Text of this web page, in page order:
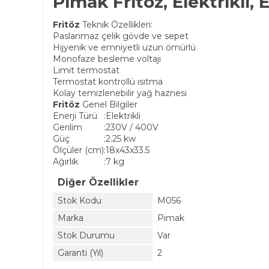
Fritöz Teknik Özellikleri:
Paslanmaz çelik gövde ve sepet
Hijyenik ve emniyetli uzun ömürlü
Monofaze besleme voltajı
Limit termostat
Termostat kontrollü ısıtma
Kolay temizlenebilir yağ haznesi
Fritöz Genel Bilgiler
Enerji Türü
:Elektrikli
Gerilim
:230V / 400V
Güç
:2.25 kw
Ölçüler (cm):18x43x33.5
Ağırlık
:7 kg
Diğer Özellikler
Stok Kodu
M056
Marka
Pimak
Stok Durumu
Var
Garanti (Yıl)
2